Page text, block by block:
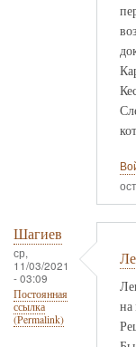
Шагиев
ср,
11/03/2021
- 03:09
Постоянная
ссылка
(Permalink)
на